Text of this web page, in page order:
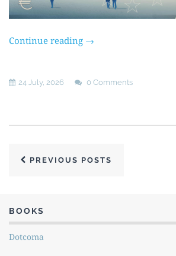
Continue reading →
24 July, 2026 0 Comments
PREVIOUS POSTS
BOOKS
Dotcoma